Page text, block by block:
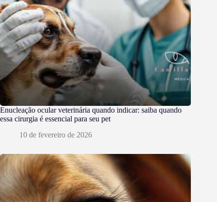
Enucleação ocular veterinária quando indicar: saiba quando
essa cirurgia é essencial para seu pet
10 de fevereiro de 2026